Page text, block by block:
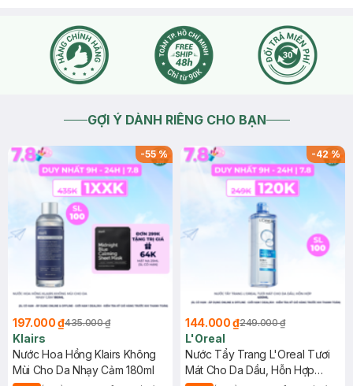
cả mẹ và bé, bạn nên lựa chọn các loại mỹ phẩm chăm sóc
da lành tính cũng như tham khảo ý kiến của các chuyên gia
hoặc bác sĩ trước khi sử dụng nhé.
2025-12-19Thích
GỢI Ý DÀNH RIÊNG CHO BẠN
-55%
197.000 ₫435.000 ₫
Klairs
Nước Hoa Hồng Klairs Không
Mùi Cho Da Nhạy Cảm 180ml
-42%
144.000 ₫249.000 ₫
L'Oreal
Nước Tẩy Trang L'Oreal Tươi
Mát Cho Da Dầu, Hỗn Hợp